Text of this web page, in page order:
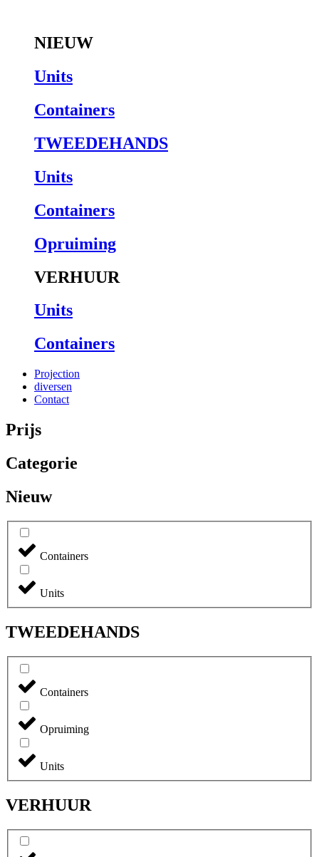
NIEUW
Units
Containers
TWEEDEHANDS
Units
Containers
Opruiming
VERHUUR
Units
Containers
Projection
diversen
Contact
Prijs
Categorie
Nieuw
Containers
Units
TWEEDEHANDS
Containers
Opruiming
Units
VERHUUR